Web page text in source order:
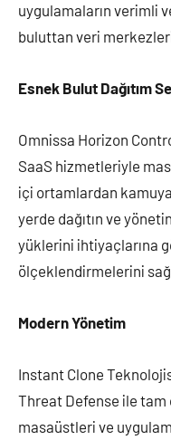
uygulamaların verimli
buluttan veri
Esnek Bulut Dağıtım
Omnissa Horizon
SaaS hizmetleriyle
içi ortamlardan
yerde dağıtın ve
yüklerini ihtiyaçlarına
ölçeklendirmelerini
Modern Yönetim
Instant Clone
Threat Defense ile
masaüstleri ve